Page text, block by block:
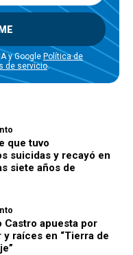
y Google Política de
de servicio.
que tuvo
suicidas y recayó en
siete años de
Castro apuesta por
y raíces en “Tierra de